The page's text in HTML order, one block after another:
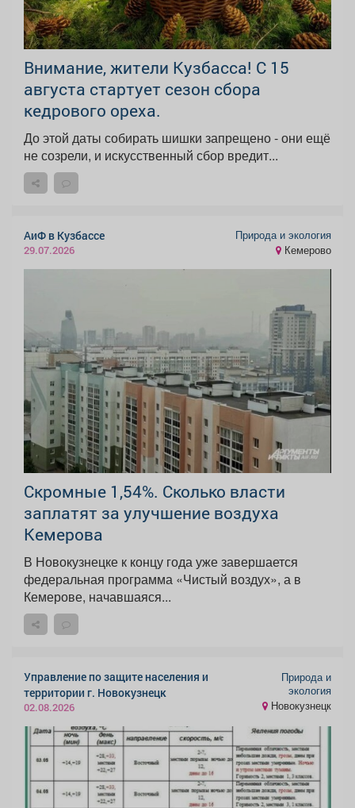
Внимание, жители Кузбасса! С 15
августа стартует сезон сбора
кедрового ореха.
До этой даты собирать шишки запрещено - они ещё
не созрели, и искусственный сбор вредит...
АиФ в Кузбассе
29.07.2026
Природа и экология
Кемерово
Скромные 1,54%. Сколько власти
заплатят за улучшение воздуха
Кемерова
В Новокузнецке к концу года уже завершается
федеральная программа «Чистый воздух», а в
Кемерове, начавшаяся...
Управление по защите населения и
территории г. Новокузнецк
02.08.2026
Природа и
экология
Новокузнецк